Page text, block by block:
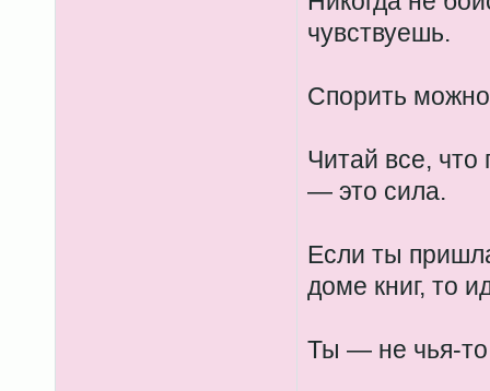
чувствуешь.
Спорить
Читай все, что
— это сила.
Если ты
доме книг, то
Ты — не чья-то